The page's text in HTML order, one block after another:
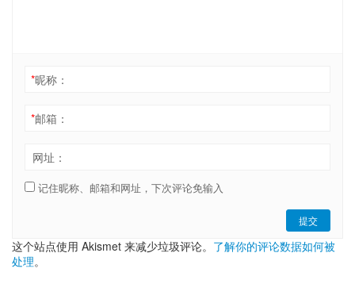
*昵称：
*邮箱：
网址：
记住昵称、邮箱和网址，下次评论免输入
提交
这个站点使用 Akismet 来减少垃圾评论。 了解你的评论数据如何被
处理。